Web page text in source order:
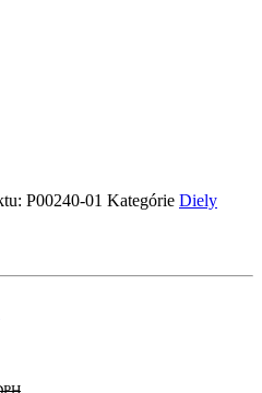
P00240-01 Kategórie Diely